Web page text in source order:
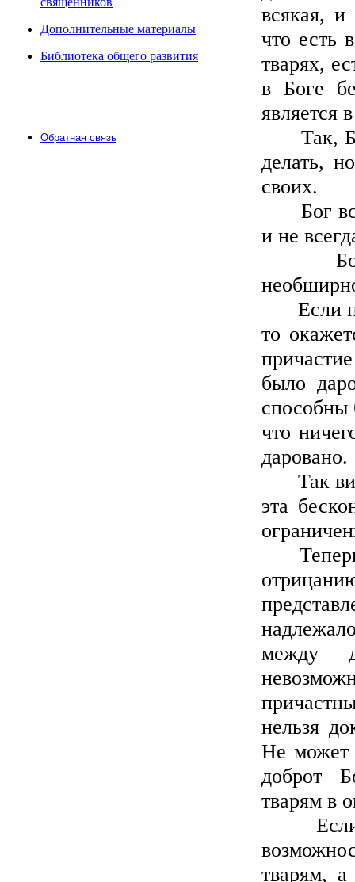
Дополнительные материалы
Библиотека общего развития
Обратная связь
всякая,
что есть
тварях,
в Боге
является
Так,
делать,
своих.
Бог
и не
Бог
Если
то
было
способны
что
даровано.
Так
эта
Теперь,
между
нельзя
Не может
доброт
тварям в
Если
тварям,